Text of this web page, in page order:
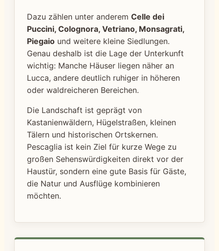
Dazu zählen unter anderem Celle dei
Puccini, Colognora, Vetriano, Monsagrati,
Piegaiound weitere kleine Siedlungen.
Genau deshalb ist die Lage der Unterkunft
wichtig: Manche Häuser liegen näher an
Lucca, andere deutlich ruhiger in höheren
oder waldreicheren Bereichen.
Die Landschaft ist geprägt von
Kastanienwäldern, Hügelstraßen, kleinen
Tälern und historischen Ortskernen.
Pescaglia ist kein Ziel für kurze Wege zu
großen Sehenswürdigkeiten direkt vor der
Haustür, sondern eine gute Basis für Gäste,
die Natur und Ausflüge kombinieren
möchten.